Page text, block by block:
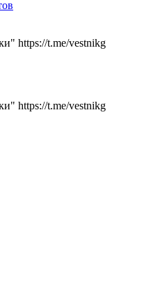
https://t.me/vestnikg
https://t.me/vestnikg